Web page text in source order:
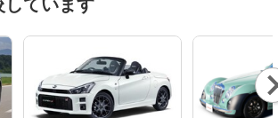
しています
Nex
t